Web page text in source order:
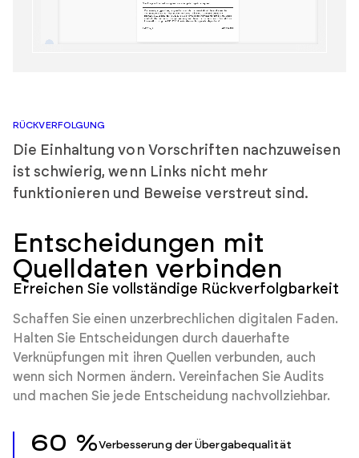
RÜCKVERFOLGUNG
Die Einhaltung von Vorschriften nachzuweisen
ist schwierig, wenn Links nicht mehr
funktionieren und Beweise verstreut sind.
Entscheidungen mit
Quelldaten verbinden
Erreichen Sie vollständige Rückverfolgbarkeit
Schaffen Sie einen unzerbrechlichen digitalen Faden.
Halten Sie Entscheidungen durch dauerhafte
Verknüpfungen mit ihren Quellen verbunden, auch
wenn sich Normen ändern. Vereinfachen Sie Audits
und machen Sie jede Entscheidung nachvollziehbar.
60 %Verbesserung der Übergabequalität